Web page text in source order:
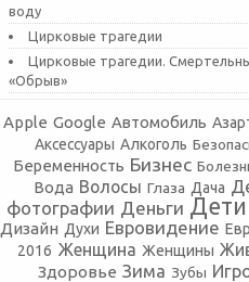
воду
Цирковые трагедии
Цирковые трагедии.
«Обрыв»
Apple Google Автомобиль
Аксессуары Алкоголь
Беременность Бизнес
Вода Волосы Глаза Дача
фотографии Деньги Дети
Дизайн Духи Евровидение
2016 Женщина Женщины
Здоровье Зима Зубы